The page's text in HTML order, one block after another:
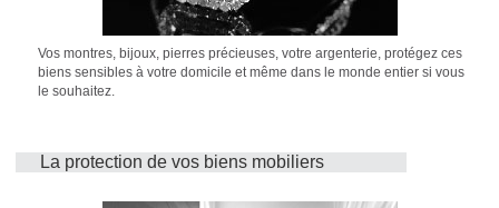
Vos montres, bijoux, pierres précieuses, votre argenterie, protégez ces
biens sensibles à votre domicile et même dans le monde entier si vous
le souhaitez.
La protection de vos biens mobiliers